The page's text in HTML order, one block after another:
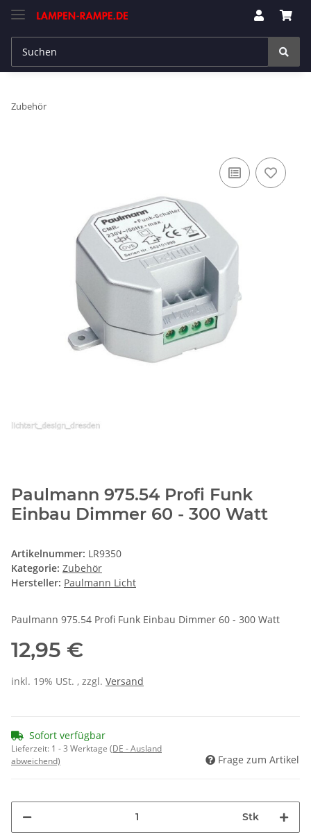
Zubehör
Paulmann 975.54 Profi Funk
Einbau Dimmer 60 - 300 Watt
Artikelnummer: LR9350
Kategorie: Zubehör
Hersteller: Paulmann Licht
Paulmann 975.54 Profi Funk Einbau Dimmer 60 - 300 Watt
12,95 €
inkl. 19% USt. , zzgl. Versand
Sofort verfügbar
Lieferzeit: 1 - 3 Werktage (DE - Ausland
abweichend)
Frage zum Artikel
Stk